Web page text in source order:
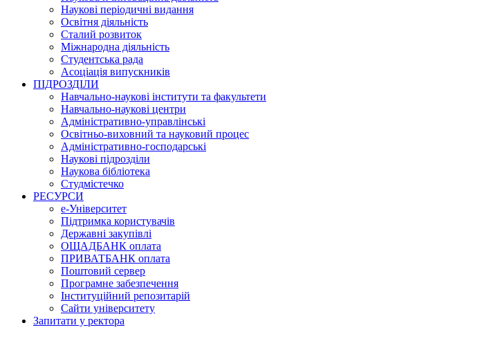
Наукові періодичні видання
Освітня діяльність
Сталий розвиток
Міжнародна діяльність
Студентська рада
Асоціація випускників
ПІДРОЗДІЛИ
Навчально-наукові інститути та факультети
Навчально-наукові центри
Адміністративно-управлінські
Освітньо-виховний та науковий процес
Адміністративно-господарські
Наукові підрозділи
Наукова бібліотека
Студмістечко
РЕСУРСИ
е-Університет
Підтримка користувачів
Державні закупівлі
ОЩАДБАНК оплата
ПРИВАТБАНК оплата
Поштовий сервер
Програмне забезпечення
Інституційний репозитарій
Сайти університету
Запитати у ректора